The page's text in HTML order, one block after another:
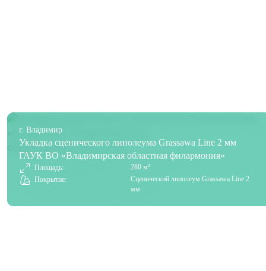
г. Владимир
Укладка сценического линолеума Grassawa Line 2 мм
ГАУК ВО «Владимирская областная филармония»
Площадь:
280 м²
Покрытие:
Сценический линолеум Grassawa Line 2
мм